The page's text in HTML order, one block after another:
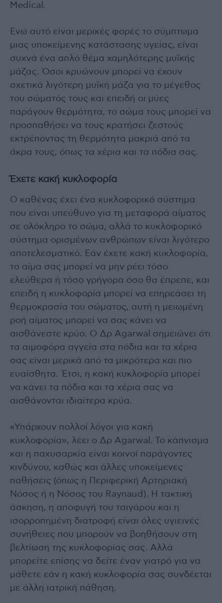
Medical.
Ενώ αυτό είναι μερικές φορές το σύμπτωμα
μιας υποκείμενης κατάστασης υγείας, είναι
συχνά ένα απλό θέμα χαμηλότερης μυϊκής
μάζας. Όσοι κρυώνουν μπορεί να έχουν
σχετικά λιγότερη μυϊκή μάζα για το μέγεθος
του σώματός τους και επειδή οι μύες
παράγουν θερμότητα, το σώμα τους μπορεί να
προσπαθήσει να τους κρατήσει ζεστούς
εκτρέποντας τη θερμότητα μακριά από τα
άκρα τους, όπως τα χέρια και τα πόδια σας.
Έχετε κακή κυκλοφορία
Ο καθένας έχει ένα κυκλοφορικό σύστημα
που είναι υπεύθυνο για τη μεταφορά αίματος
σε ολόκληρο το σώμα, αλλά το κυκλοφορικό
σύστημα ορισμένων ανθρώπων είναι λιγότερο
αποτελεσματικό. Εάν έχετε κακή κυκλοφορία,
το αίμα σας μπορεί να μην ρέει τόσο
ελεύθερα ή τόσο γρήγορα όσο θα έπρεπε, και
επειδή η κυκλοφορία μπορεί να επηρεάσει τη
θερμοκρασία του σώματος, αυτή η μειωμένη
ροή αίματος μπορεί να σας κάνει να
αισθάνεστε κρύο. Ο Δρ Agarwal σημειώνει ότι
τα αιμοφόρα αγγεία στα πόδια και τα χέρια
σας είναι μερικά από τα μικρότερα και πιο
ευαίσθητα. Έτσι, η κακή κυκλοφορία μπορεί
να κάνει τα πόδια και τα χέρια σας να
αισθάνονται ιδιαίτερα κρύα.
«Υπάρχουν πολλοί λόγοι για κακή
κυκλοφορία», λέει ο Δρ Agarwal. Το κάπνισμα
και η παχυσαρκία είναι κοινοί παράγοντες
κινδύνου, καθώς και άλλες υποκείμενες
παθήσεις (όπως η Περιφερική Αρτηριακή
Νόσος ή η Νόσος του Raynaud). Η τακτική
άσκηση, η αποφυγή του τσιγάρου και η
ισορροπημένη διατροφή είναι όλες υγιεινές
συνήθειες που μπορούν να βοηθήσουν στη
βελτίωση της κυκλοφορίας σας. Αλλά
μπορείτε επίσης να δείτε έναν γιατρό για να
μάθετε εάν η κακή κυκλοφορία σας συνδέεται
με άλλη ιατρική πάθηση.